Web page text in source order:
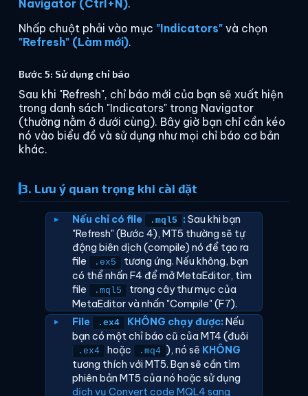
Navigator (Ctrl+N).
Nhấp chuột phải vào mục "Indicators"và chọn
"Refresh" (Làm mới).
Bước 5: Sử dụng chỉ báo
Sau khi "Refresh", chỉ báo mới của bạn sẽ xuất hiện
trong danh sách "Indicators" trong Navigator
(thường nằm ở dưới cùng). Bây giờ bạn chỉ cần kéo
nó vào biểu đồ và sử dụng như mọi chỉ báo cơ bản
khác.
3. Lưu ý quan trọng khi cài đặt
Nếu chỉ có file .mql5 :Sau khi bạn
"Refresh" (Bước 4), MT5 thường sẽ tự
động biên dịch (compile) nó để tạo ra
file
.ex5
tương ứng. Nếu không, bạn
có thể nhấn F4 để mở MetaEditor, tìm
file
.mql5
trong cây thư mục của
MetaEditor và nhấn "Compile" (F7).
File
.ex4 KHÔNG chạy được:Nếu
bạn có một chỉ báo cũ của MT4 (đuôi
.ex4 hoặc .mq4 ), nó sẽ KHÔNG
tương thích với MT5. Bạn sẽ cần tìm
phiên bản MT5 của nó hoặc sử dụng
dịch vụ Convert code MQL4 sang